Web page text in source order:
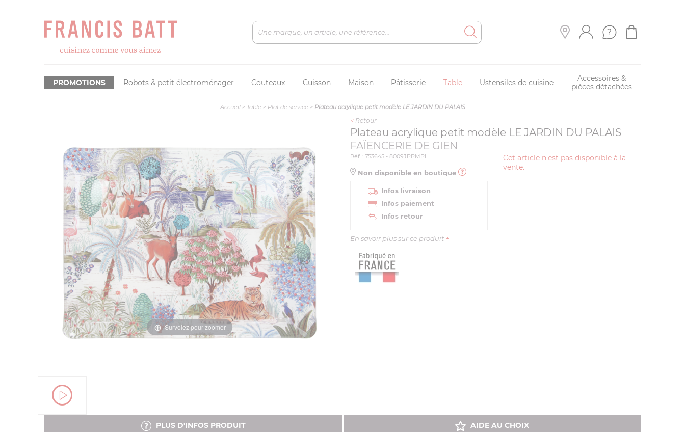
Robots & petit électroménager Couteaux Cuisson Maison Pâtisserie Table Ustensiles de cuisine
Accessoires &
pièces détachées
PROMOTIONS
Accueil> Table > Plat de service > Plateau acrylique petit modèle LE JARDIN DU PALAIS
Survolez pour zoomer
< Retour
Plateau acrylique petit modèle LE JARDIN DU PALAIS
FAÏENCERIE DE GIEN
Cet article n'est pas disponible à la
vente.
Réf. : 753645 - 8009JPPMPL
Non disponible en boutique
Infos livraison
Infos paiement
Infos retour
En savoir plus sur ce produit +
PLUS D'INFOS PRODUIT AIDE AU CHOIX